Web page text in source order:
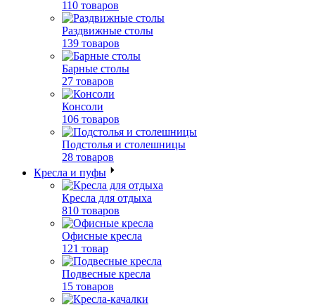
110 товаров
Раздвижные столы
139 товаров
Барные столы
27 товаров
Консоли
106 товаров
Подстолья и столешницы
28 товаров
Кресла и пуфы
Кресла для отдыха
810 товаров
Офисные кресла
121 товар
Подвесные кресла
15 товаров